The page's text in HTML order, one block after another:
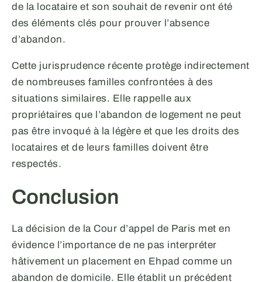
de la locataire et son souhait de revenir ont été
des éléments clés pour prouver l’absence
d’abandon.
Cette jurisprudence récente protège indirectement
de nombreuses familles confrontées à des
situations similaires. Elle rappelle aux
propriétaires que l’abandon de logement ne peut
pas être invoqué à la légère et que les droits des
locataires et de leurs familles doivent être
respectés.
Conclusion
La décision de la Cour d’appel de Paris met en
évidence l’importance de ne pas interpréter
hâtivement un placement en Ehpad comme un
abandon de domicile. Elle établit un précédent